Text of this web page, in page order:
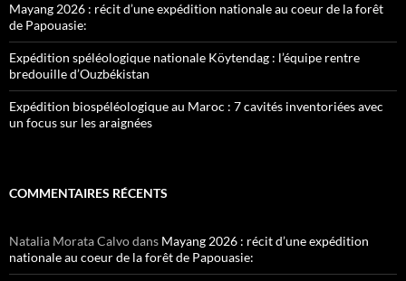
Mayang 2026 : récit d’une expédition nationale au coeur de la forêt
de Papouasie:
Expédition spéléologique nationale Köytendag : l’équipe rentre
bredouille d’Ouzbékistan
Expédition biospéléologique au Maroc : 7 cavités inventoriées avec
un focus sur les araignées
COMMENTAIRES RÉCENTS
Natalia Morata Calvodans Mayang 2026 : récit d’une expédition
nationale au coeur de la forêt de Papouasie: